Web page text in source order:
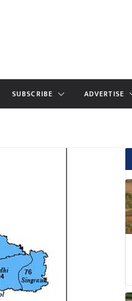
SUBSCRIBE ADVERTISE